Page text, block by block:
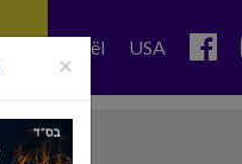
Israël USA
×